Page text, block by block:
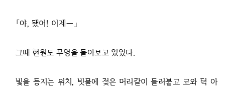
「야, 됐어! 이제―」
그때 현원도 무영을 돌아보고 있었다.
빛을 등지는 위치, 빗물에 젖은 머리칼이 들러붙고 코와 턱 아